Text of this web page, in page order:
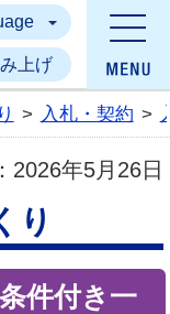
うら市
上げ
> 入札・契約 >
2026年5月26日
り
件付き一